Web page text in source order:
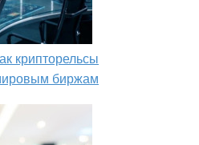
крипторельсы
биржам